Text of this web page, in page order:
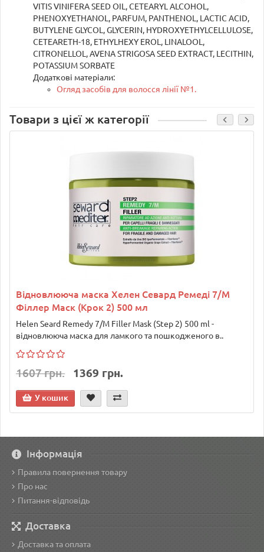
VITIS VINIFERA SEED OIL, CETEARYL ALCOHOL,
PHENOXYETHANOL, PARFUM, PANTHENOL, LACTIC ACID,
BUTYLENE GLYCOL, GLYCERIN, HYDROXYETHYLCELLULOSE,
CETEARETH-18, ETHYLHEXY EROL, LINALOOL,
CITRONELLOL, AVENA STRIGOSA SEED EXTRACT, LECITHIN,
POTASSIUM SORBATE
Додаткові матеріали:
Огляд засобів для волосся лінії №1.
Товари з цієї ж категорії
Відновлююча маска Хелен Севард Ремеді 7/M
Філлер Маск (Крок 2) 500 мл
Helen Seard Remedy 7/M Filler Mask (Step 2) 500 ml -
відновлююча маска для ламкого та пошкодженого в..
1607 грн. 1369 грн.
У кошик
Інформація
Правила повернення товару
Про нас
Питання-відповідь
Доставка
Доставка та оплата